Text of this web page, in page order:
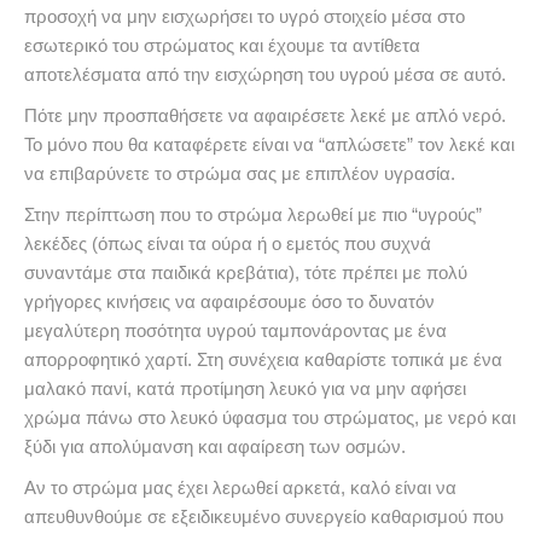
προσοχή να μην εισχωρήσει το υγρό στοιχείο μέσα στο
εσωτερικό του στρώματος και έχουμε τα αντίθετα
αποτελέσματα από την εισχώρηση του υγρού μέσα σε αυτό.
Πότε μην προσπαθήσετε να αφαιρέσετε λεκέ με απλό νερό.
Το μόνο που θα καταφέρετε είναι να “απλώσετε” τον λεκέ και
να επιβαρύνετε το στρώμα σας με επιπλέον υγρασία.
Στην περίπτωση που το στρώμα λερωθεί με πιο “υγρούς”
λεκέδες (όπως είναι τα ούρα ή ο εμετός που συχνά
συναντάμε στα παιδικά κρεβάτια), τότε πρέπει με πολύ
γρήγορες κινήσεις να αφαιρέσουμε όσο το δυνατόν
μεγαλύτερη ποσότητα υγρού ταμπονάροντας με ένα
απορροφητικό χαρτί. Στη συνέχεια καθαρίστε τοπικά με ένα
μαλακό πανί, κατά προτίμηση λευκό για να μην αφήσει
χρώμα πάνω στο λευκό ύφασμα του στρώματος, με νερό και
ξύδι για απολύμανση και αφαίρεση των οσμών.
Αν το στρώμα μας έχει λερωθεί αρκετά, καλό είναι να
απευθυνθούμε σε εξειδικευμένο συνεργείο καθαρισμού που